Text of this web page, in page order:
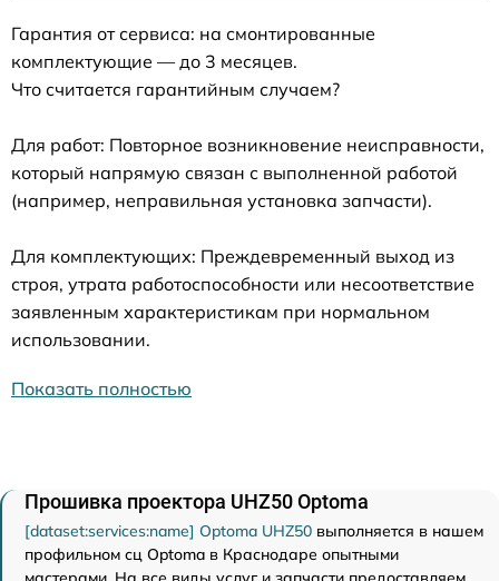
Гарантия от сервиса: на смонтированные
комплектующие — до 3 месяцев.
Что считается гарантийным случаем?
Для работ: Повторное возникновение неисправности,
который напрямую связан с выполненной работой
(например, неправильная установка запчасти).
Для комплектующих: Преждевременный выход из
строя, утрата работоспособности или несоответствие
заявленным характеристикам при нормальном
использовании.
Показать полностью
Прошивка проектора UHZ50 Optoma
[dataset:services:name] Optoma UHZ50 выполняется в нашем
профильном сц Optoma в Краснодаре опытными